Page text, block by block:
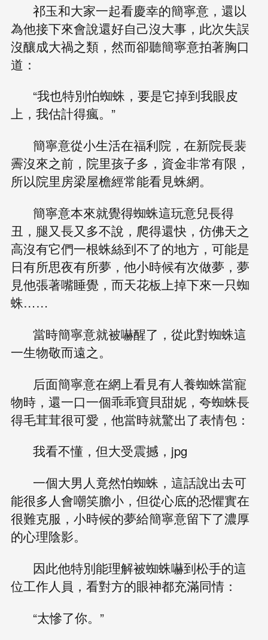
祁玉和大家一起看慶幸的簡寧意，還以
為他接下來會說還好自己沒大事，此次失誤
沒釀成大禍之類，然而卻聽簡寧意拍著胸口
道：
“我也特別怕蜘蛛，要是它掉到我眼皮
上，我估計得瘋。”
簡寧意從小生活在福利院，在新院長裴
霽沒來之前，院里孩子多，資金非常有限，
所以院里房梁屋檐經常能看見蛛網。
簡寧意本來就覺得蜘蛛這玩意兒長得
丑，腿又長又多不說，爬得還快，仿佛天之
高沒有它們一根蛛絲到不了的地方，可能是
日有所思夜有所夢，他小時候有次做夢，夢
見他張著嘴睡覺，而天花板上掉下來一只蜘
蛛……
當時簡寧意就被嚇醒了，從此對蜘蛛這
一生物敬而遠之。
后面簡寧意在網上看見有人養蜘蛛當寵
物時，還一口一個乖乖寶貝甜妮，夸蜘蛛長
得毛茸茸很可愛，他當時就驚出了表情包：
我看不懂，但大受震撼，jpg
一個大男人竟然怕蜘蛛，這話說出去可
能很多人會嘲笑膽小，但從心底的恐懼實在
很難克服，小時候的夢給簡寧意留下了濃厚
的心理陰影。
因此他特別能理解被蜘蛛嚇到松手的這
位工作人員，看對方的眼神都充滿同情：
“太慘了你。”